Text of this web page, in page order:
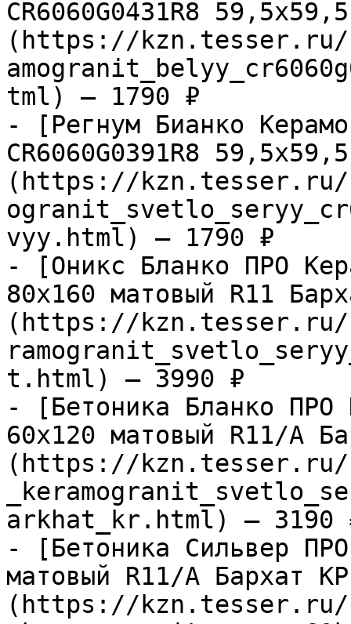
CR6060G0431R8
(https://kzn.tesser.ru/
tml) — 1790 ₽
- [Регнум Бианко
CR6060G0391R8
(https://kzn.tesser.ru/
vyy.html) — 1790 ₽
- [Оникс Бланко ПРО
80х160 матовый R11
(https://kzn.tesser.ru/
t.html) — 3990 ₽
- [Бетоника Бланко ПРО
60х120 матовый R11/A
(https://kzn.tesser.ru/
arkhat_kr.html) — 3190
- [Бетоника Сильвер
матовый R11/A Бархат
(https://kzn.tesser.ru/